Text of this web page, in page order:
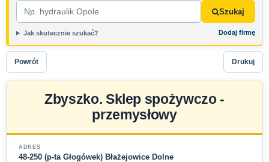
Szukaj
Jak skutecznie szukać? Dodaj firmę
Powrót Drukuj
Zbyszko. Sklep spożywczo -
przemysłowy
ADRES
48-250 (p-ta Głogówek) Błażejowice Dolne